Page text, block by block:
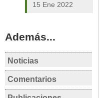
15 Ene 2022
Además...
Noticias
Comentarios